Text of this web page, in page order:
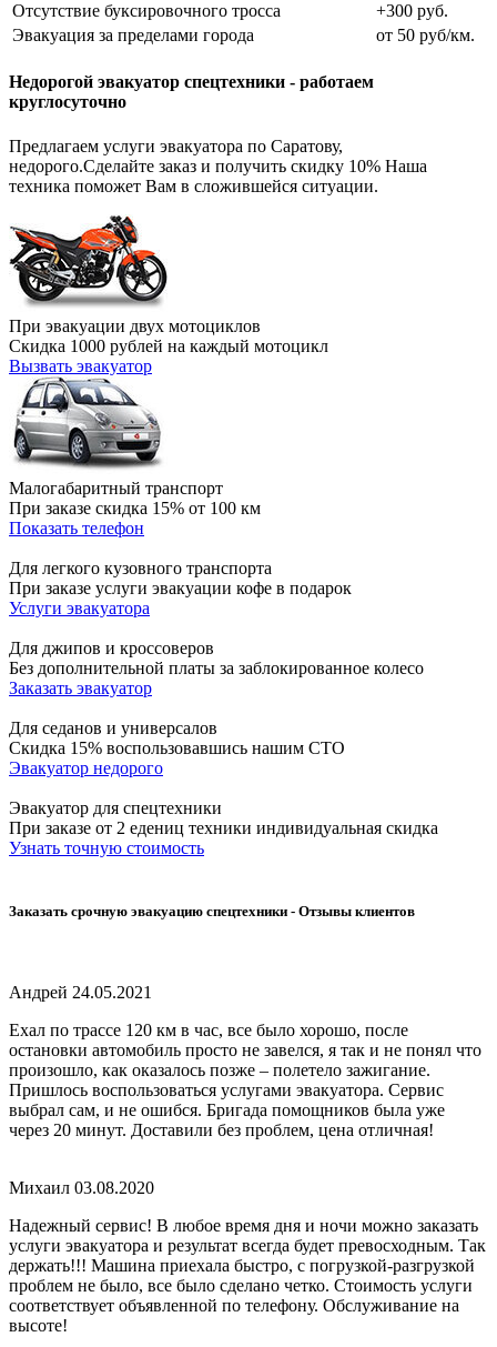
Отсутствие буксировочного тросса
+300 руб.
Эвакуация за пределами города
от 50 руб/км.
Недорогой эвакуатор спецтехники - работаем
круглосуточно
Предлагаем услуги эвакуатора по Саратову,
недорого.Сделайте заказ и получить скидку 10% Наша
техника поможет Вам в сложившейся ситуации.
При эвакуации двух мотоциклов
Скидка 1000 рублей на каждый мотоцикл
Вызвать эвакуатор
Малогабаритный транспорт
При заказе скидка 15% от 100 км
Показать телефон
Для легкого кузовного транспорта
При заказе услуги эвакуации кофе в подарок
Услуги эвакуатора
Для джипов и кроссоверов
Без дополнительной платы за заблокированное колесо
Заказать эвакуатор
Для седанов и универсалов
Скидка 15% воспользовавшись нашим СТО
Эвакуатор недорого
Эвакуатор для спецтехники
При заказе от 2 едениц техники индивидуальная скидка
Узнать точную стоимость
Заказать срочную эвакуацию спецтехники - Отзывы клиентов
Андрей 24.05.2021
Ехал по трассе 120 км в час, все было хорошо, после
остановки автомобиль просто не завелся, я так и не понял что
произошло, как оказалось позже – полетело зажигание.
Пришлось воспользоваться услугами эвакуатора. Сервис
выбрал сам, и не ошибся. Бригада помощников была уже
через 20 минут. Доставили без проблем, цена отличная!
Михаил 03.08.2020
Надежный сервис! В любое время дня и ночи можно заказать
услуги эвакуатора и результат всегда будет превосходным. Так
держать!!! Машина приехала быстро, с погрузкой-разгрузкой
проблем не было, все было сделано четко. Стоимость услуги
соответствует объявленной по телефону. Обслуживание на
высоте!